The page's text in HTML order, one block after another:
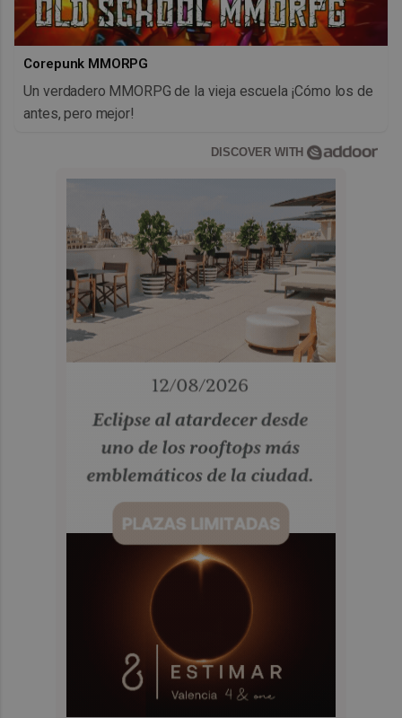
Corepunk MMORPG
Un verdadero MMORPG de la vieja escuela ¡Cómo los de
antes, pero mejor!
DISCOVER WITH